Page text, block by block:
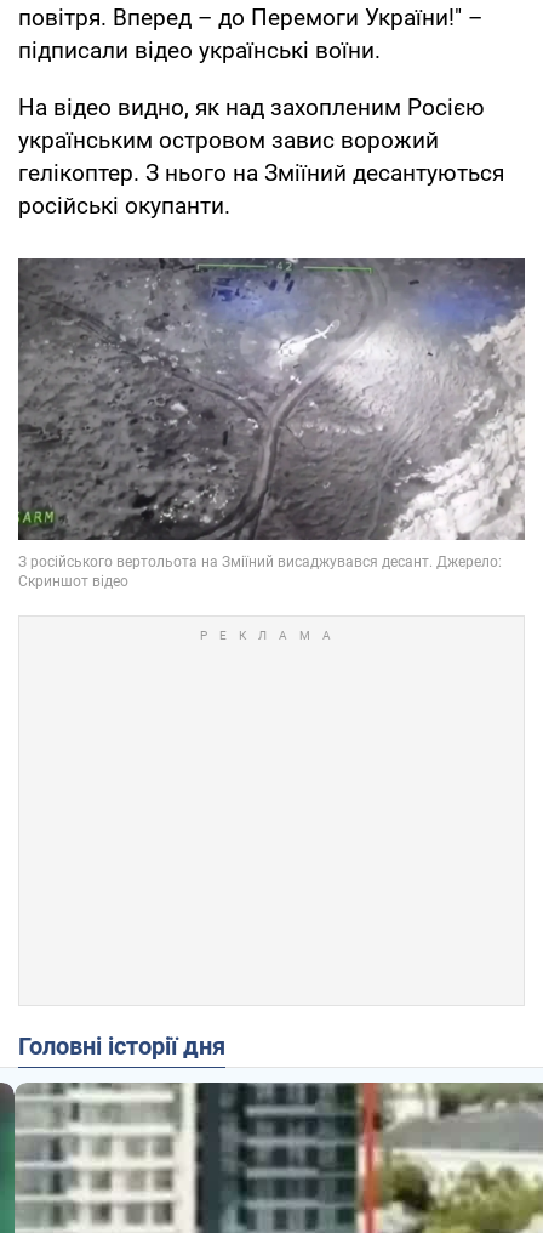
повітря. Вперед – до Перемоги України!" –
підписали відео українські воїни.
На відео видно, як над захопленим Росією
українським островом завис ворожий
гелікоптер. З нього на Зміїний десантуються
російські окупанти.
Головні історії дня